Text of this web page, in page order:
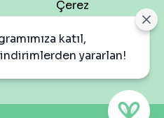
Çerez
katıl,
yararlan!